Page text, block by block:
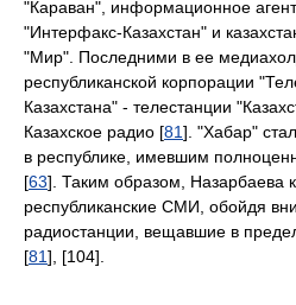
"Караван", информационное
"Интерфакс-Казахстан" и
"Мир". Последними в ее
республиканской корпорации
Казахстана" - телестанции
Казахское радио [81]. "Хабар"
в республике, имевшим
[63]. Таким образом, Назарбаева
республиканские СМИ, обойдя
радиостанции, вещавшие в
[81], [104].